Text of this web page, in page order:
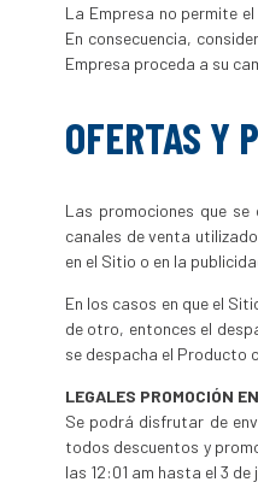
La Empresa no permite
En consecuencia,
Empresa proceda a su
OFERTAS Y
Las promociones que
canales de venta
en el Sitio o en la
En los casos en que el
de otro, entonces el
se despacha el Producto
LEGALES PROMOCIÓN
Se podrá disfrutar de
todos descuentos y
las 12:01 am hasta el 3 de